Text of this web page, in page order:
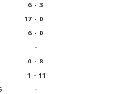
6 - 3
17 - 0
6 - 0
-
0 - 8
1 - 11
-